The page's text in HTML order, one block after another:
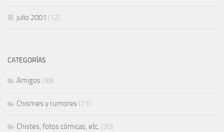
julio 2001 (12)
CATEGORÍAS
Amigos (39)
Chismes y rumores (21)
Chistes, fotos cómicas, etc. (30)